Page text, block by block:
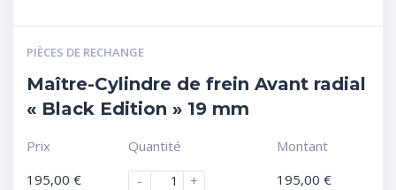
PIÈCES DE RECHANGE
Maître-Cylindre de frein Avant radial
« Black Edition » 19 mm
Prix
195,00 €
Quantité
-
+
Montant
195,00 €